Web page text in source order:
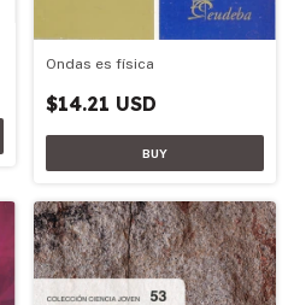
Ondas es física
$14.21 USD